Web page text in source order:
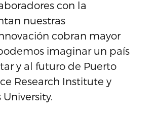
con la
nuestras
cobran mayor
imaginar un país
y al futuro de Puerto
Research Institute y